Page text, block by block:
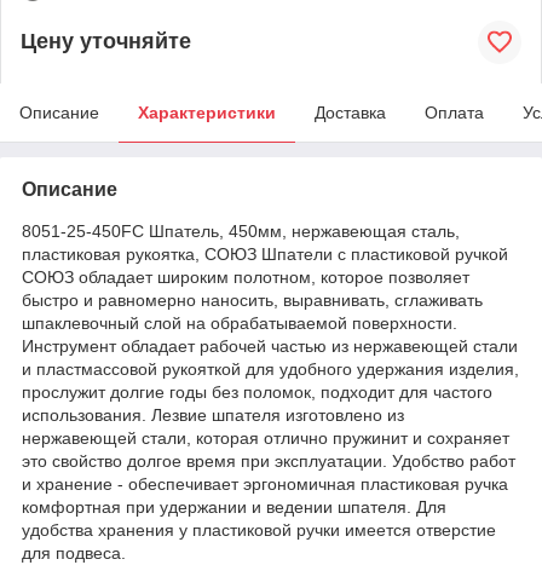
Цену уточняйте
Описание Характеристики Доставка Оплата
Описание
8051-25-450FC Шпатель, 450мм, нержавеющая сталь,
пластиковая рукоятка, СОЮЗ Шпатели с пластиковой ручкой
СОЮЗ обладает широким полотном, которое позволяет
быстро и равномерно наносить, выравнивать, сглаживать
шпаклевочный слой на обрабатываемой поверхности.
Инструмент обладает рабочей частью из нержавеющей стали
и пластмассовой рукояткой для удобного удержания изделия,
прослужит долгие годы без поломок, подходит для частого
использования. Лезвие шпателя изготовлено из
нержавеющей стали, которая отлично пружинит и сохраняет
это свойство долгое время при эксплуатации. Удобство работ
и хранение - обеспечивает эргономичная пластиковая ручка
комфортная при удержании и ведении шпателя. Для
удобства хранения у пластиковой ручки имеется отверстие
для подвеса.